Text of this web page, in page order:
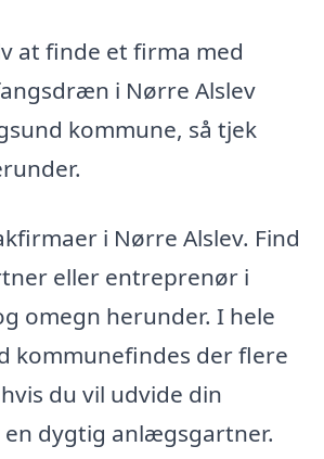
at finde et firma med
i Nørre Alslev
kommune, så tjek
i Nørre Alslev. Find
eller entreprenør i
omegn herunder. I hele
kommunefindes der flere
du vil udvide din
dygtig anlægsgartner.